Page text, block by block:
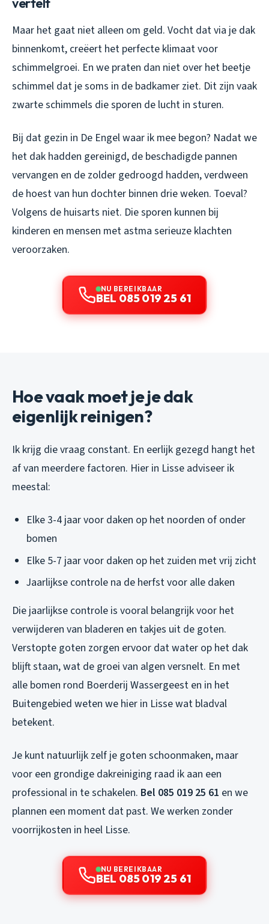
Maar het gaat niet alleen om geld. Vocht dat via je dak
binnenkomt, creëert het perfecte klimaat voor
schimmelgroei. En we praten dan niet over het beetje
schimmel dat je soms in de badkamer ziet. Dit zijn vaak
zwarte schimmels die sporen de lucht in sturen.
Bij dat gezin in De Engel waar ik mee begon? Nadat we
het dak hadden gereinigd, de beschadigde pannen
vervangen en de zolder gedroogd hadden, verdween
de hoest van hun dochter binnen drie weken. Toeval?
Volgens de huisarts niet. Die sporen kunnen bij
kinderen en mensen met astma serieuze klachten
veroorzaken.
NU BEREIKBAAR
BEL 085 019 25 61
Hoe vaak moet je je dak
eigenlijk reinigen?
Ik krijg die vraag constant. En eerlijk gezegd hangt het
af van meerdere factoren. Hier in Lisse adviseer ik
meestal:
Elke 3-4 jaar voor daken op het noorden of onder
bomen
Elke 5-7 jaar voor daken op het zuiden met vrij zicht
Jaarlijkse controle na de herfst voor alle daken
Die jaarlijkse controle is vooral belangrijk voor het
verwijderen van bladeren en takjes uit de goten.
Verstopte goten zorgen ervoor dat water op het dak
blijft staan, wat de groei van algen versnelt. En met
alle bomen rond Boerderij Wassergeest en in het
Buitengebied weten we hier in Lisse wat bladval
betekent.
Je kunt natuurlijk zelf je goten schoonmaken, maar
voor een grondige dakreiniging raad ik aan een
professional in te schakelen. Bel 085 019 25 61 en we
plannen een moment dat past. We werken zonder
voorrijkosten in heel Lisse.
NU BEREIKBAAR
BEL 085 019 25 61